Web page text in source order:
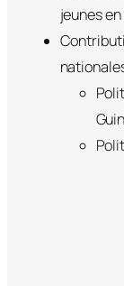
jeunes